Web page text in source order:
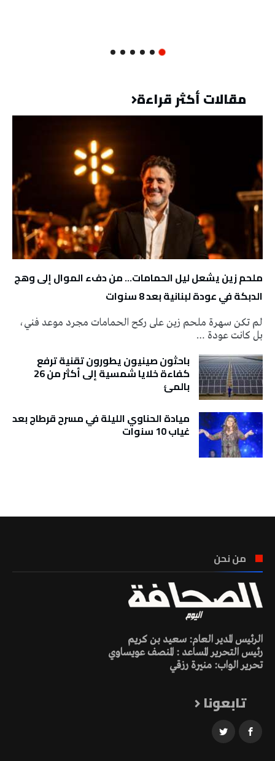
مقالات أكثر قراءة
ملحم زين يشعل ليل الحمامات… من دفء الموال إلى وهج
الدبكة في عودة لبنانية بعد 8 سنوات
لم تكن سهرة ملحم زين على ركح الحمامات مجرد موعد فني،
بل كانت عودة …
باحثون صينيون يطورون تقنية ترفع
كفاءة خلايا شمسية إلى أكثر من 26
بالمئ
ميادة الحناوي الليلة في مسرح قرطاج بعد
غياب 10 سنوات
من نحن
الرئيس المدير العام: سعيد بن كريم
رئيس التحرير المساعد : المنصف عويساوي
تحرير الواب: منيرة رزقي
تابعونا